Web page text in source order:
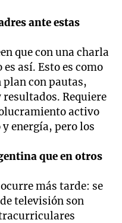
ante estas
que con una charla
así. Esto es como
con pautas,
Requiere
activo
energía, pero los
que en otros
más tarde: se
televisión son